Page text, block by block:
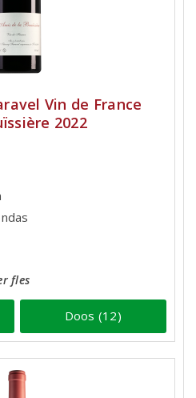
Vin de France
2022
fles
Doos (12)